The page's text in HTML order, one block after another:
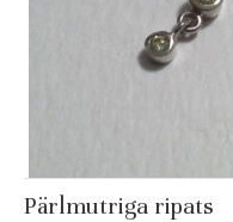
Pärlmutriga ripats